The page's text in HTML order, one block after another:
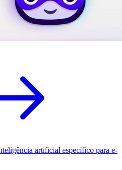
artificial específico para e-